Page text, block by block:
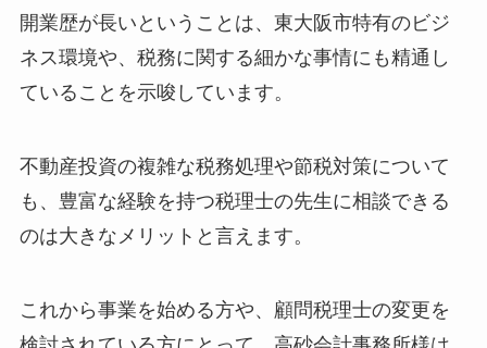
開業歴が長いということは、東大阪市特有のビジ
ネス環境や、税務に関する細かな事情にも精通し
ていることを示唆しています。
不動産投資の複雑な税務処理や節税対策について
も、豊富な経験を持つ税理士の先生に相談できる
のは大きなメリットと言えます。
これから事業を始める方や、顧問税理士の変更を